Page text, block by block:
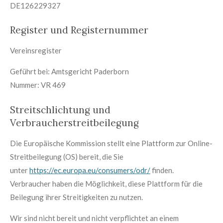
DE126229327
Register und Registernummer
Vereinsregister
Geführt bei: Amtsgericht Paderborn
Nummer: VR 469
Streitschlichtung und
Verbraucherstreitbeilegung
Die Europäische Kommission stellt eine Plattform zur Online-
Streitbeilegung (OS) bereit, die Sie
unterhttps://ec.europa.eu/consumers/odr/finden.
Verbraucher haben die Möglichkeit, diese Plattform für die
Beilegung ihrer Streitigkeiten zu nutzen.
Wir sind nicht bereit und nicht verpflichtet an einem